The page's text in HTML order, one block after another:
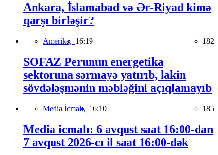
Ankara, İslamabad və Ər-Riyad kimə
qarşı birləşir?
Amerika, 16:19 182
SOFAZ Perunun energetika
sektoruna sərmayə yatırıb, lakin
sövdələşmənin məbləğini açıqlamayıb
Media İcmalı, 16:10 185
Media icmalı: 6 avqust saat 16:00-dan
7 avqust 2026-cı il saat 16:00-dək